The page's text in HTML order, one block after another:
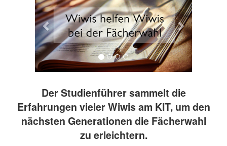
Der Studienführer sammelt die
Erfahrungen vieler Wiwis am KIT, um den
nächsten Generationen die Fächerwahl
zu erleichtern.